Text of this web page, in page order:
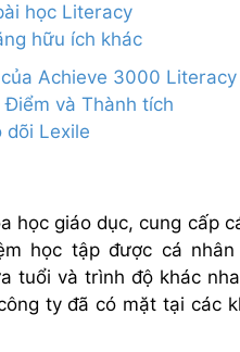
học Literacy
hữu ích khác
Achieve 3000 Literacy
và Thành tích
dõi Lexile
học giáo dục, cung cấp
học tập được cá
tuổi và trình độ khác
ty đã có mặt tại các